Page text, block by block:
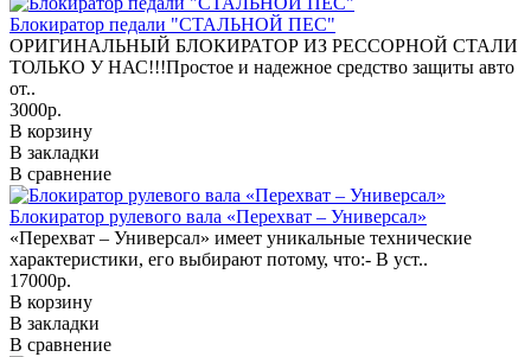
Блокиратор педали "СТАЛЬНОЙ ПЕС"
ОРИГИНАЛЬНЫЙ БЛОКИРАТОР ИЗ РЕССОРНОЙ СТАЛИ
ТОЛЬКО У НАС!!!Простое и надежное средство защиты авто
от..
3000р.
В корзину
В закладки
В сравнение
Блокиратор рулевого вала «Перехват – Универсал»
«Перехват – Универсал» имеет уникальные технические
характеристики, его выбирают потому, что:- В уст..
17000р.
В корзину
В закладки
В сравнение